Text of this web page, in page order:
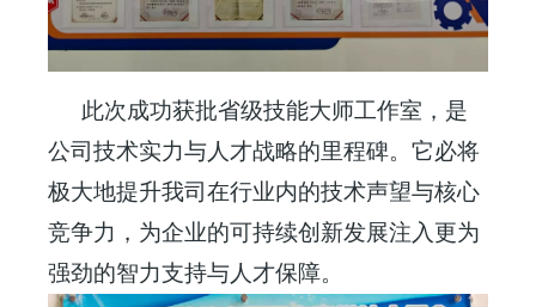
此次成功获批省级技能大师工作室，是
公司技术实力与人才战略的里程碑。它必将
极大地提升我司在行业内的技术声望与核心
竞争力，为企业的可持续创新发展注入更为
强劲的智力支持与人才保障。